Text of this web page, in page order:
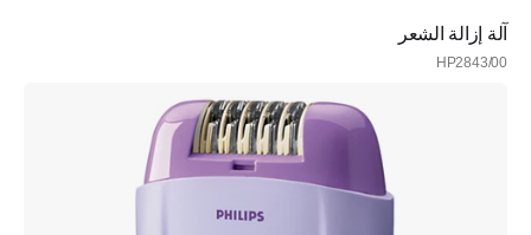
آلة إزالة الشعر
HP2843/00